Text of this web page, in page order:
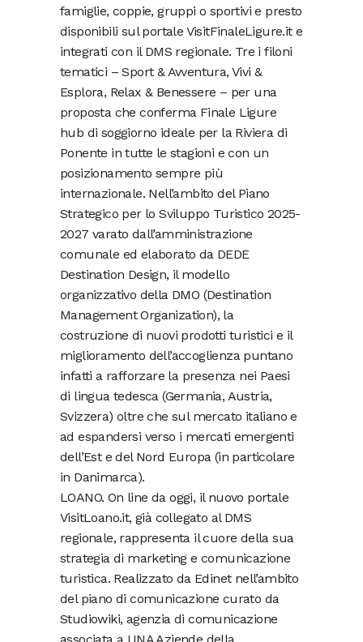
famiglie, coppie, gruppi o sportivi e presto
disponibili sul portale VisitFinaleLigure.it e
integrati con il DMS regionale. Tre i filoni
tematici – Sport & Avventura, Vivi &
Esplora, Relax & Benessere – per una
proposta che conferma Finale Ligure
hub di soggiorno ideale per la Riviera di
Ponente in tutte le stagioni e con un
posizionamento sempre più
internazionale. Nell’ambito del Piano
Strategico per lo Sviluppo Turistico 2025-
2027 varato dall’amministrazione
comunale ed elaborato da DEDE
Destination Design, il modello
organizzativo della DMO (Destination
Management Organization), la
costruzione di nuovi prodotti turistici e il
miglioramento dell’accoglienza puntano
infatti a rafforzare la presenza nei Paesi
di lingua tedesca (Germania, Austria,
Svizzera) oltre che sul mercato italiano e
ad espandersi verso i mercati emergenti
dell’Est e del Nord Europa (in particolare
in Danimarca).
LOANO. On line da oggi, il nuovo portale
VisitLoano.it, già collegato al DMS
regionale, rappresenta il cuore della sua
strategia di marketing e comunicazione
turistica. Realizzato da Edinet nell’ambito
del piano di comunicazione curato da
Studiowiki, agenzia di comunicazione